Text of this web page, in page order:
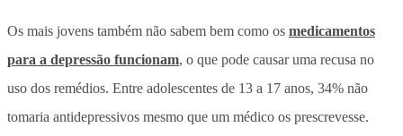
Os mais jovens também não sabem bem como os medicamentos
para a depressão funcionam, o que pode causar uma recusa no
uso dos remédios. Entre adolescentes de 13 a 17 anos, 34% não
tomaria antidepressivos mesmo que um médico os prescrevesse.